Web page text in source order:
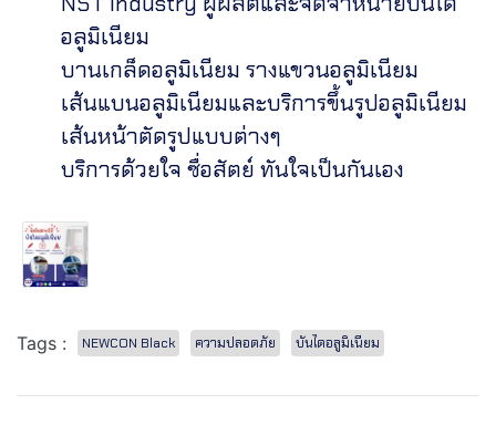
อลูมิเนียม
บานเกล็ดอลูมิเนียม รางแขวนอลูมิเนียม
เส้นแบนอลูมิเนียมและบริการขึ้นรูปอลูมิเนียม
เส้นหน้าตัดรูปแบบต่างๆ
บริการด้วยใจ ซื่อสัตย์ ทันใจเป็นกันเอง
Tags : NEWCON Black ความปลอดภัย บันไดอลูมิเนียม